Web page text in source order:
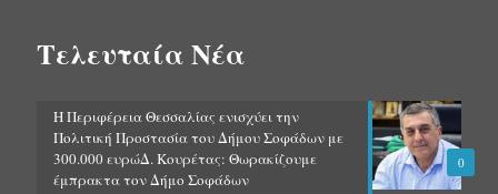
Τελευταία Νέα
0
Η Περιφέρεια Θεσσαλίας ενισχύει την
Πολιτική Προστασία του Δήμου Σοφάδων με
300.000 ευρώΔ. Κουρέτας: Θωρακίζουμε
έμπρακτα τον Δήμο Σοφάδων